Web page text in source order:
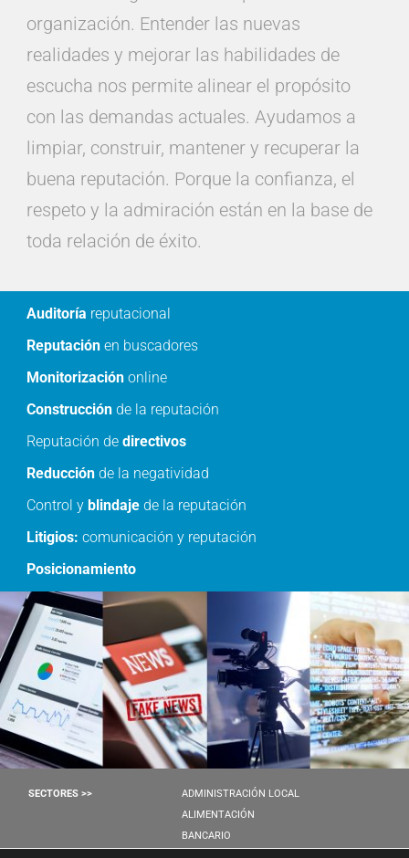
organización. Entender las nuevas
realidades y mejorar las habilidades de
escucha nos permite alinear el propósito
con las demandas actuales. Ayudamos a
limpiar, construir, mantener y recuperar la
buena reputación. Porque la confianza, el
respeto y la admiración están en la base de
toda relación de éxito.
Auditoría reputacional
Reputación en buscadores
Monitorización online
Construcción de la reputación
Reputación de directivos
Reducción de la negatividad
Control y blindaje de la reputación
Litigios: comunicación y reputación
Posicionamiento
SECTORES >>
ADMINISTRACIÓN LOCAL
ALIMENTACIÓN
BANCARIO